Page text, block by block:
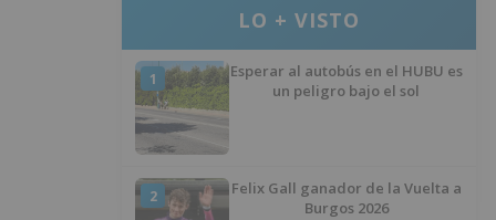
LO + VISTO
1
Esperar al autobús en el HUBU es
un peligro bajo el sol
2
Felix Gall ganador de la Vuelta a
Burgos 2026